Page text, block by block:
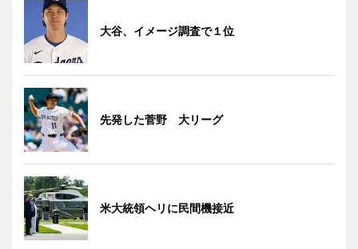
大谷、イメージ調査で１位
先発した菅野 大リーグ
米大統領ヘリに民間機接近